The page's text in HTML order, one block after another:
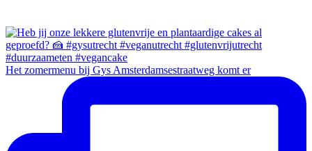
Het zomermenu bij Gys Amsterdamsestraatweg komt er